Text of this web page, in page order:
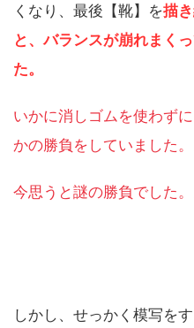
くなり、最後【靴】を描
と、バランスが崩れまく
た。
いかに消しゴムを使わず
かの勝負をしていました。
今思うと謎の勝負でした。
しかし、せっかく模写を